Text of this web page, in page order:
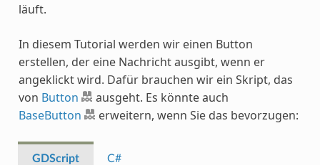
läuft.
In diesem Tutorial werden wir einen Button
erstellen, der eine Nachricht ausgibt, wenn er
angeklickt wird. Dafür brauchen wir ein Skript, das
von Button
ausgeht. Es könnte auch
BaseButton
erweitern, wenn Sie das bevorzugen:
GDScript C#